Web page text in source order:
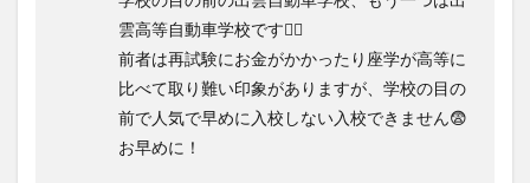
雲高等自動車学校です🕵️‍♀️
前者は再試験にお金がかかったり座学が高等に
比べて取り難い印象がありますが、学校の目の
前で人気で早めに入校しない入校できません😨
お早めに！